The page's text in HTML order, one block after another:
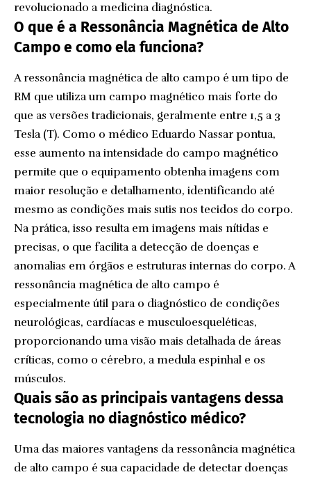
revolucionado a medicina diagnóstica.
O que é a Ressonância Magnética de Alto
Campo e como ela funciona?
A ressonância magnética de alto campo é um tipo de
RM que utiliza um campo magnético mais forte do
que as versões tradicionais, geralmente entre 1,5 a 3
Tesla (T). Como o médico Eduardo Nassar pontua,
esse aumento na intensidade do campo magnético
permite que o equipamento obtenha imagens com
maior resolução e detalhamento, identificando até
mesmo as condições mais sutis nos tecidos do corpo.
Na prática, isso resulta em imagens mais nítidas e
precisas, o que facilita a detecção de doenças e
anomalias em órgãos e estruturas internas do corpo. A
ressonância magnética de alto campo é
especialmente útil para o diagnóstico de condições
neurológicas, cardíacas e musculoesqueléticas,
proporcionando uma visão mais detalhada de áreas
críticas, como o cérebro, a medula espinhal e os
músculos.
Quais são as principais vantagens dessa
tecnologia no diagnóstico médico?
Uma das maiores vantagens da ressonância magnética
de alto campo é sua capacidade de detectar doenças